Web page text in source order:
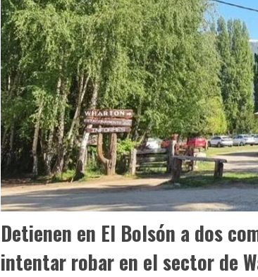
Detienen en El Bolsón a dos
intentar robar en el sector de